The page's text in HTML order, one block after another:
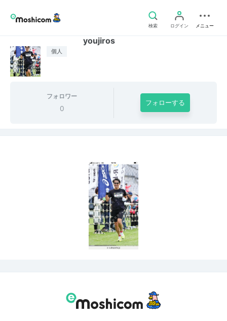
検索 ログイン メニュー
個人
youjiros
フォロワー
0
フォローする